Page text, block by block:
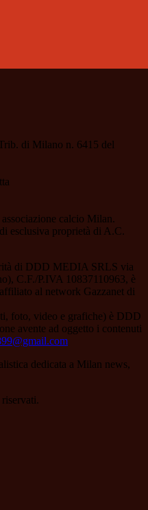
di Milano n. 6415 del
calcio Milan.
esclusiva proprietà di A.C.
di DDD MEDIA SRLS via
C.F./P.IVA 10837110963, è
al network Gazzanet di
foto, video e grafiche) è DDD
avente ad oggetto i contenuti
dedicata a Milan news,